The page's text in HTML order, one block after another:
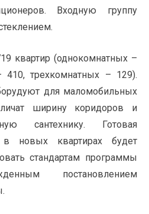
Входную группу
квартир (однокомнатных –
410, трехкомнатных – 129).
для маломобильных
ширину коридоров и
сантехнику. Готовая
в новых квартирах будет
стандартам программы
постановлением